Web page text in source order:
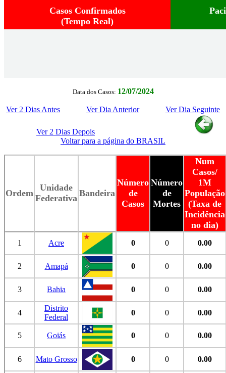
Casos Confirmados
(Tempo Real)
Data dos Casos: 12/07/2024
Ver 2 Dias Antes Ver Dia Anterior Ver Dia Seguinte
Ver 2 Dias Depois
Voltar para a página do BRASIL
Ordem
Unidade
Federativa Bandeira
Número
de
Casos
Número
de
Mortes
Num
Casos/
1M
População
(Taxa de
Incidência
no dia)
1 Acre 0 0 0.00
2 Amapá 0 0 0.00
3 Bahia 0 0 0.00
4
Distrito
Federal
0 0 0.00
5 Goiás 0 0 0.00
6 Mato Grosso 0 0 0.00